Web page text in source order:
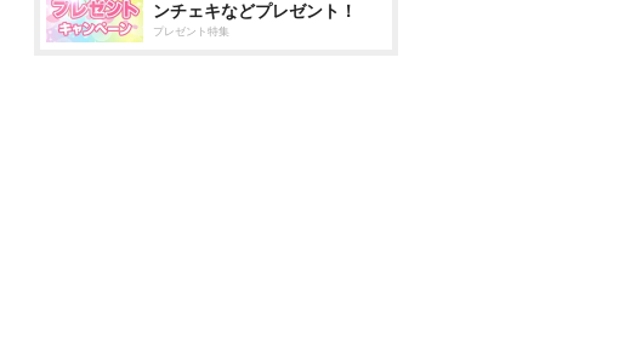
ンチェキなどプレゼント！
プレゼント特集